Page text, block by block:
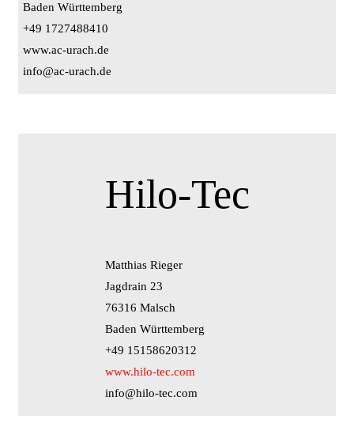
Baden Württemberg
+49 1727488410
www.ac-urach.de
info@ac-urach.de
Hilo-Tec
Matthias Rieger
Jagdrain 23
76316 Malsch
Baden Württemberg
+49 15158620312
www.hilo-tec.com
info@hilo-tec.com